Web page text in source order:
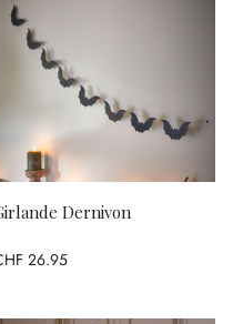
Dernivon
26.95